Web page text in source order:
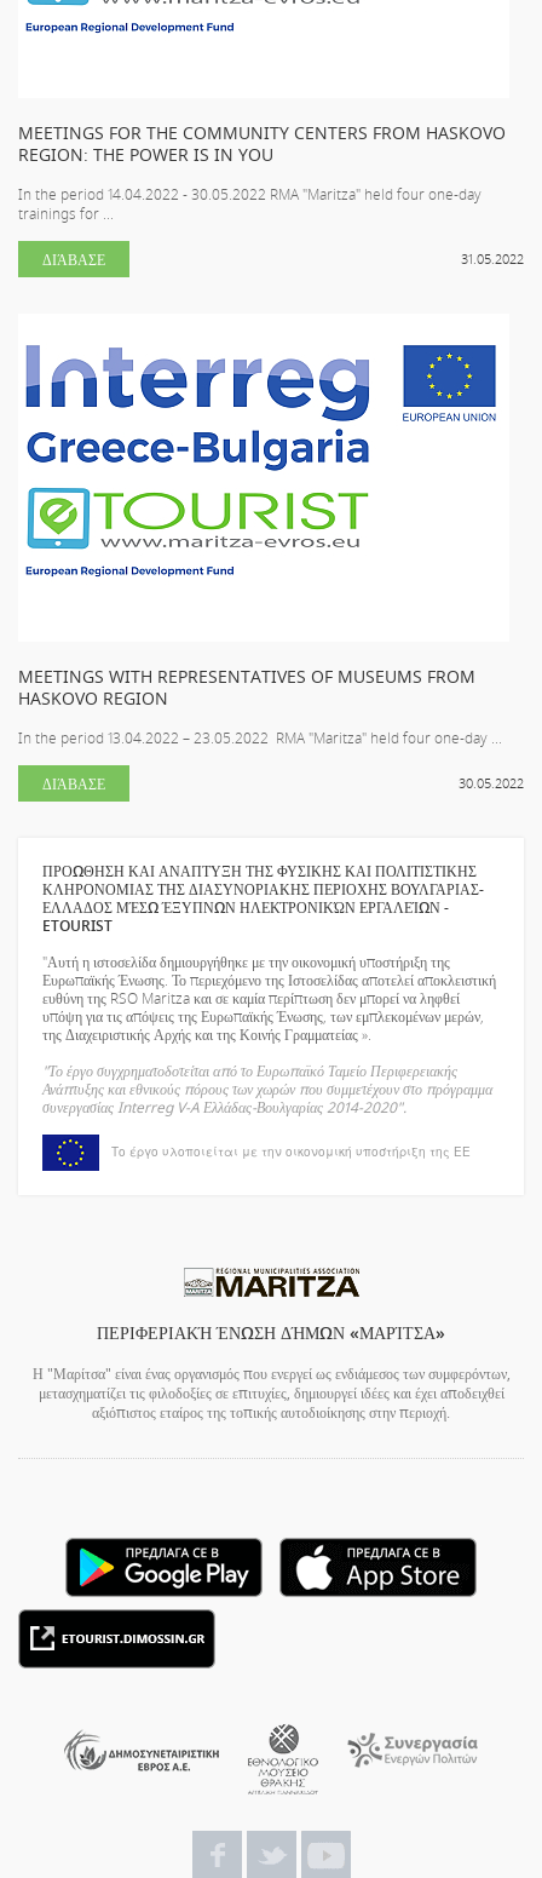
MEETINGS FOR THE COMMUNITY CENTERS FROM HASKOVO
REGION: THE POWER IS IN YOU
In the period 14.04.2022 - 30.05.2022 RMA "Maritza" held four one-day
trainings for ...
31.05.2022
ΔΙΆΒΑΣΕ
MEETINGS WITH REPRESENTATIVES OF MUSEUMS FROM
HASKOVO REGION
In the period 13.04.2022 – 23.05.2022 RMA "Maritza" held four one-day ...
30.05.2022
ΔΙΆΒΑΣΕ
ΠΡΟΩΘΗΣΗ ΚΑΙ ΑΝΑΠΤΥΞΗ ΤΗΣ ΦΥΣΙΚΗΣ ΚΑΙ ΠΟΛΙΤΙΣΤΙΚΗΣ
ΚΛΗΡΟΝΟΜΙΑΣ ΤΗΣ ΔΙΑΣΥΝΟΡΙΑΚΗΣ ΠΕΡΙΟΧΗΣ ΒΟΥΛΓΑΡΙΑΣ-
ΕΛΛΑΔΟΣ ΜΈΣΩ ΈΞΥΠΝΩΝ ΗΛΕΚΤΡΟΝΙΚΏΝ ΕΡΓΑΛΕΊΩΝ -
ETOURIST
"Αυτή η ιστοσελίδα δημιουργήθηκε με την οικονομική υποστήριξη της
Ευρωπαϊκής Ένωσης. Το περιεχόμενο της Ιστοσελίδας αποτελεί αποκλειστική
ευθύνη της RSO Maritza και σε καμία περίπτωση δεν μπορεί να ληφθεί
υπόψη για τις απόψεις της Ευρωπαϊκής Ένωσης, των εμπλεκομένων μερών,
της Διαχειριστικής Αρχής και της Κοινής Γραμματείας ».
"Το έργο συγχρηματοδοτείται από το Ευρωπαϊκό Ταμείο Περιφερειακής
Ανάπτυξης και εθνικούς πόρους των χωρών που συμμετέχουν στο πρόγραμμα
συνεργασίας Interreg V-A Ελλάδας-Βουλγαρίας 2014-2020".
Το έργο υλοποιείται με την οικονομική υποστήριξη της ΕΕ
ΠΕΡΙΦΕΡΙΑΚΉ ΈΝΩΣΗ ΔΉΜΩΝ «ΜΑΡΊΤΣΑ»
Η "Μαρίτσα" είναι ένας οργανισμός που ενεργεί ως ενδιάμεσος των συμφερόντων,
μετασχηματίζει τις φιλοδοξίες σε επιτυχίες, δημιουργεί ιδέες και έχει αποδειχθεί
αξιόπιστος εταίρος της τοπικής αυτοδιοίκησης στην περιοχή.